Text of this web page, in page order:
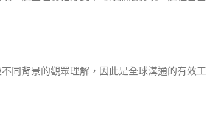
同背景的觀眾理解，因此是全球溝通的有效工